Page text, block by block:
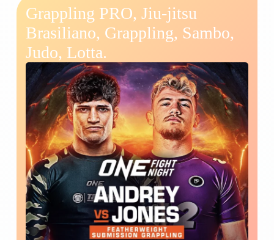
Grappling PRO, Jiu-jitsu
Brasiliano, Grappling, Sambo,
Judo, Lotta.